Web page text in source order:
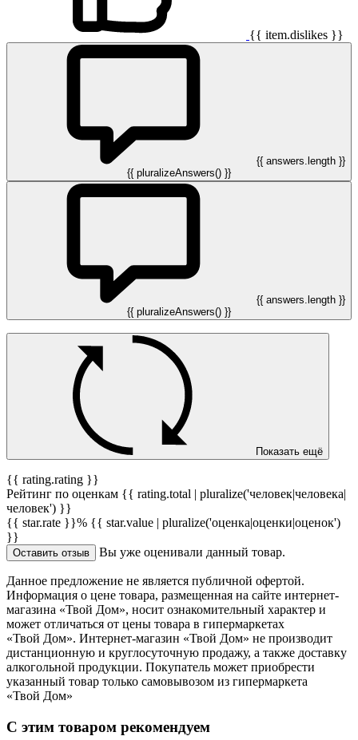
{{ item.dislikes }}
{{ answers.length }}
{{ pluralizeAnswers() }}
{{ answers.length }}
{{ pluralizeAnswers() }}
Показать ещё
{{ rating.rating }}
Рейтинг по оценкам {{ rating.total | pluralize('человек|человека|
человек') }}
{{ star.rate }}% {{ star.value | pluralize('оценка|оценки|оценок')
}}
Оставить отзыв Вы уже оценивали данный товар.
Данное предложение не является публичной офертой.
Информация о цене товара, размещенная на сайте интернет-
магазина «Твой Дом», носит ознакомительный характер и
может отличаться от цены товара в гипермаркетах
«Твой Дом». Интернет-магазин «Твой Дом» не производит
дистанционную и круглосуточную продажу, а также доставку
алкогольной продукции. Покупатель может приобрести
указанный товар только самовывозом из гипермаркета
«Твой Дом»
С этим товаром рекомендуем